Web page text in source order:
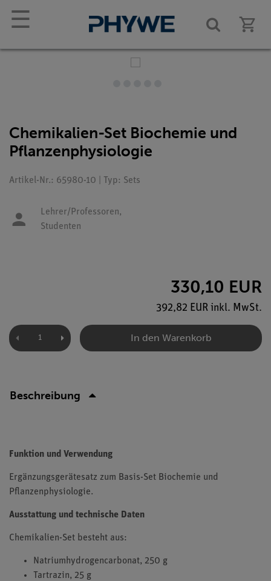
☰
Chemikalien-Set Biochemie und
Pflanzenphysiologie
Artikel-Nr.: 65980-10 | Typ: Sets
Lehrer/Professoren,
Studenten
330,10 EUR
392,82 EUR inkl. MwSt.
In den Warenkorb
Beschreibung
Funktion und Verwendung
Ergänzungsgerätesatz zum Basis-Set Biochemie und
Pflanzenphysiologie.
Ausstattung und technische Daten
Chemikalien-Set besteht aus:
Natriumhydrogencarbonat, 250 g
Tartrazin, 25 g